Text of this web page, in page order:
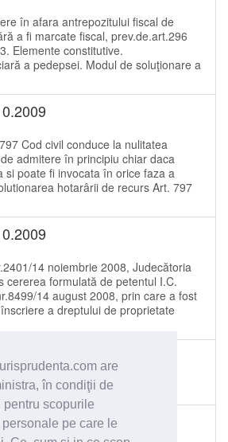
are
în condiţii de
scopurile
pe care le
în afara antrepozitului fiscal de
a fi marcate fiscal, prev.de.art.296
Elemente constitutive.
a pedepsei. Modul de soluţionare a
Cod civil conduce la nulitatea
admitere în principiu chiar daca
si poate fi invocata în orice faza a
hotarârii de recurs Art. 797
14 noiembrie 2008, Judecătoria
cererea formulată de petentul I.C.
14 august 2008, prin care a fost
a dreptului de proprietate
06.03.2009